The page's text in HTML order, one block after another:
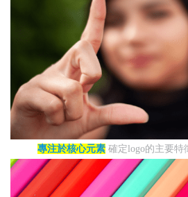
專注於核心元素確定logo的主要特